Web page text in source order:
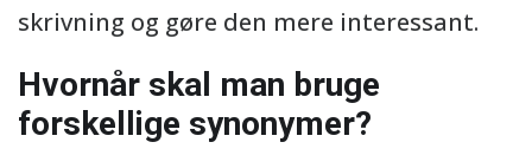
skrivning og gøre den mere interessant.
Hvornår skal man bruge
forskellige synonymer?